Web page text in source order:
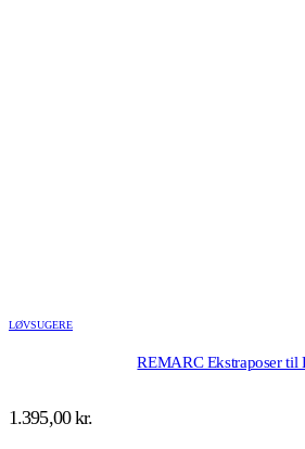
LØVSUGERE
REMARC Ekstraposer til
1.395,00kr.